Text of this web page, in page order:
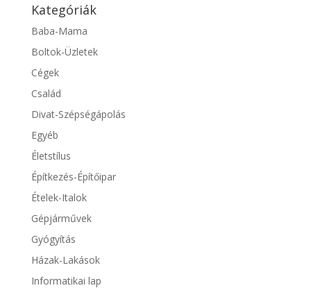
Kategóriák
Baba-Mama
Boltok-Üzletek
Cégek
Család
Divat-Szépségápolás
Egyéb
Életstílus
Építkezés-Építőipar
Ételek-Italok
Gépjárművek
Gyógyítás
Házak-Lakások
Informatikai lap